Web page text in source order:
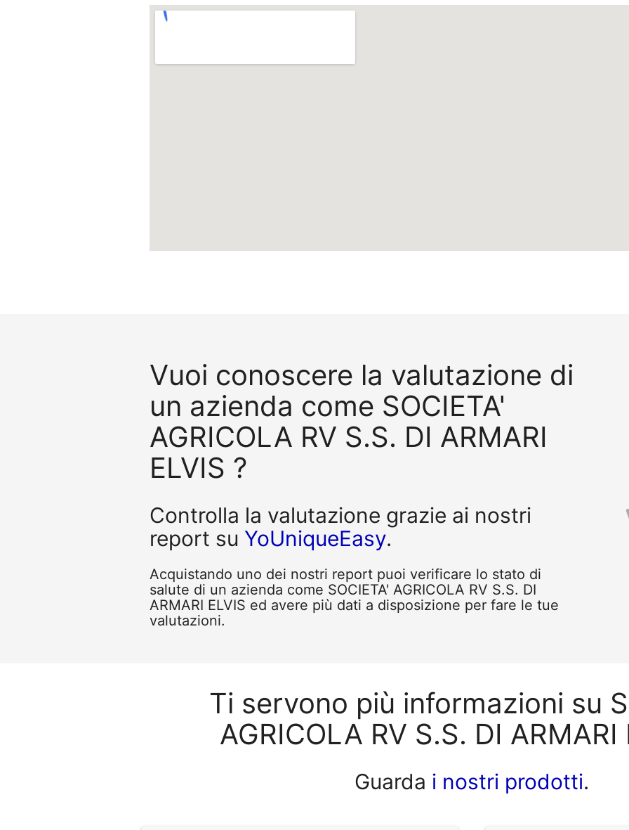
Vuoi conoscere la valutazione di
un azienda come SOCIETA'
AGRICOLA RV S.S. DI ARMARI
ELVIS ?
Controlla la valutazione grazie ai nostri
report su YoUniqueEasy.
Acquistando uno dei nostri report puoi verificare lo stato di
salute di un azienda come SOCIETA' AGRICOLA RV S.S. DI
ARMARI ELVIS ed avere più dati a disposizione per fare le tue
valutazioni.
Ti servono più informazioni su
AGRICOLA RV S.S. DI ARMARI
Guarda i nostri prodotti.